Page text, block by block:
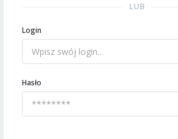
LUB
Login
Hasło